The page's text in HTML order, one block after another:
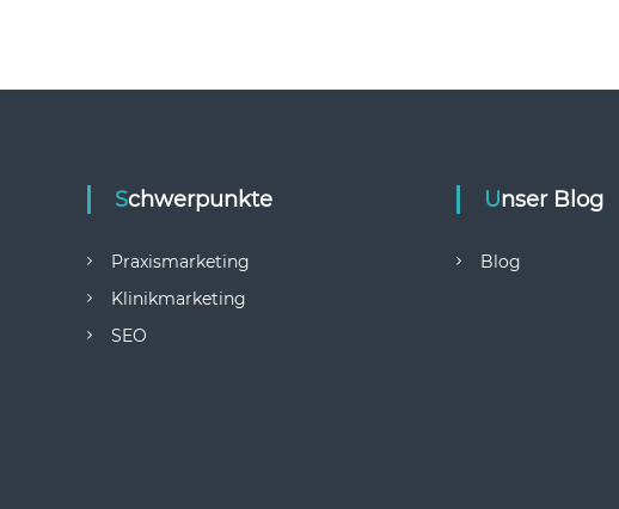
Schwerpunkte
Praxismarketing
Klinikmarketing
SEO
Unser Blog
Blog